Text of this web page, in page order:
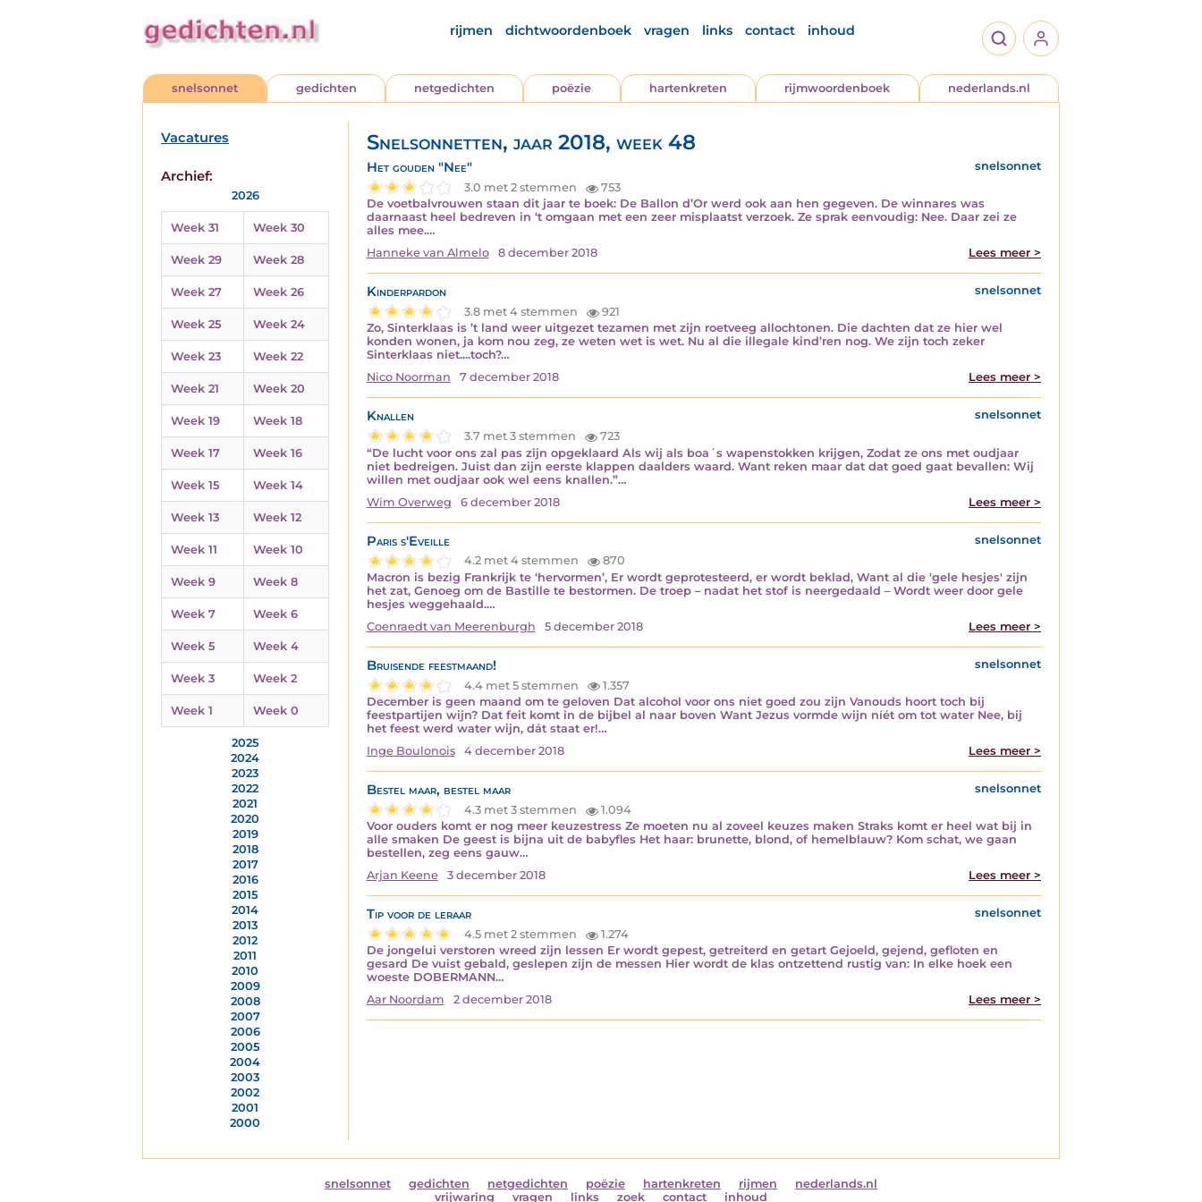
rijmen dichtwoordenboek vragen links contact inhoud
snelsonnet gedichten netgedichten poëzie hartenkreten rijmwoordenboek nederlands.nl
Vacatures
Archief:
2026
Week 31 Week 30
Week 29 Week 28
Week 27 Week 26
Week 25 Week 24
Week 23 Week 22
Week 21 Week 20
Week 19 Week 18
Week 17 Week 16
Week 15 Week 14
Week 13 Week 12
Week 11 Week 10
Week 9 Week 8
Week 7 Week 6
Week 5 Week 4
Week 3 Week 2
Week 1 Week 0
2025
2024
2023
2022
2021
2020
2019
2018
2017
2016
2015
2014
2013
2012
2011
2010
2009
2008
2007
2006
2005
2004
2003
2002
2001
2000
Snelsonnetten, jaar 2018, week 48
Het gouden "Nee"
snelsonnet
3.0 met 2 stemmen
753
De voetbalvrouwen staan dit jaar te boek: De Ballon d’Or werd ook aan hen gegeven. De winnares was
daarnaast heel bedreven in ‘t omgaan met een zeer misplaatst verzoek. Ze sprak eenvoudig: Nee. Daar zei ze
alles mee.…
Hanneke van Almelo
8 december 2018 Lees meer >
Kinderpardon
snelsonnet
3.8 met 4 stemmen
921
Zo, Sinterklaas is ’t land weer uitgezet tezamen met zijn roetveeg allochtonen. Die dachten dat ze hier wel
konden wonen, ja kom nou zeg, ze weten wet is wet. Nu al die illegale kind’ren nog. We zijn toch zeker
Sinterklaas niet....toch?…
Nico Noorman
7 december 2018 Lees meer >
Knallen
snelsonnet
3.7 met 3 stemmen
723
“De lucht voor ons zal pas zijn opgeklaard Als wij als boa´s wapenstokken krijgen, Zodat ze ons met oudjaar
niet bedreigen. Juist dan zijn eerste klappen daalders waard. Want reken maar dat dat goed gaat bevallen: Wij
willen met oudjaar ook wel eens knallen.”…
Wim Overweg
6 december 2018 Lees meer >
Paris s'Eveille
snelsonnet
4.2 met 4 stemmen
870
Macron is bezig Frankrijk te ‘hervormen’, Er wordt geprotesteerd, er wordt beklad, Want al die 'gele hesjes' zijn
het zat, Genoeg om de Bastille te bestormen. De troep – nadat het stof is neergedaald – Wordt weer door gele
hesjes weggehaald.…
Coenraedt van Meerenburgh
5 december 2018 Lees meer >
Bruisende feestmaand!
snelsonnet
4.4 met 5 stemmen
1.357
December is geen maand om te geloven Dat alcohol voor ons niet goed zou zijn Vanouds hoort toch bij
feestpartijen wijn? Dat feit komt in de bijbel al naar boven Want Jezus vormde wijn níét om tot water Nee, bij
het feest werd water wijn, dát staat er!…
Inge Boulonois
4 december 2018 Lees meer >
Bestel maar, bestel maar
snelsonnet
4.3 met 3 stemmen
1.094
Voor ouders komt er nog meer keuzestress Ze moeten nu al zoveel keuzes maken Straks komt er heel wat bij in
alle smaken De geest is bijna uit de babyfles Het haar: brunette, blond, of hemelblauw? Kom schat, we gaan
bestellen, zeg eens gauw…
Arjan Keene
3 december 2018 Lees meer >
Tip voor de leraar
snelsonnet
4.5 met 2 stemmen
1.274
De jongelui verstoren wreed zijn lessen Er wordt gepest, getreiterd en getart Gejoeld, gejend, gefloten en
gesard De vuist gebald, geslepen zijn de messen Hier wordt de klas ontzettend rustig van: In elke hoek een
woeste DOBERMANN…
Aar Noordam
2 december 2018 Lees meer >
snelsonnet gedichten netgedichten poëzie hartenkreten rijmen
nederlands.nl
vrijwaring
vragen links zoek contact inhoud